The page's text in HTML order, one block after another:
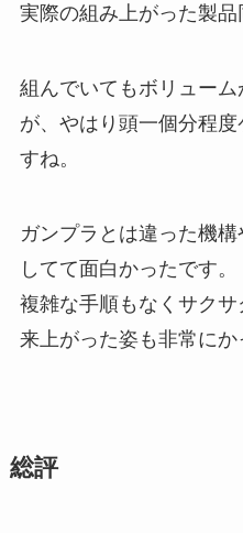
実際の組み上がった製品
組んでいてもボリュー
が、やはり頭一個分程
すね。
ガンプラとは違った機
してて面白かったです。
複雑な手順もなくサク
来上がった姿も非常にか
総評